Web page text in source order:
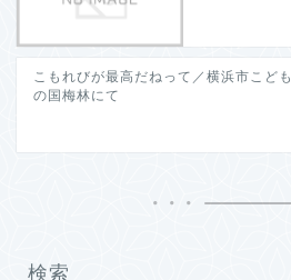
こもれびが最高だねって／横浜市こども
の国梅林にて
検索